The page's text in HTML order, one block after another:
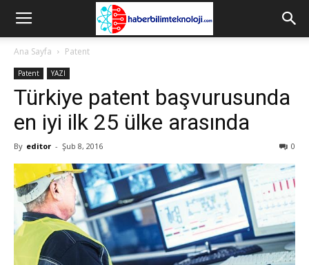
Ana Sayfa Patent
Patent YAZI
Türkiye patent başvurusunda
en iyi ilk 25 ülke arasında
By editor - Şub 8, 2016 0